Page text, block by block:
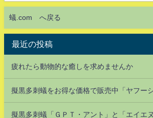
蟻.com へ戻る
最近の投稿
疲れたら動物的な癒しを求めませんか
擬黒多刺蟻をお得な価格で販売中「ヤフー
擬黒多刺蟻「ＧＰＴ・アント」と「エイエ